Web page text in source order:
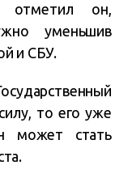
отметил он,
уменьшив
и СБУ.
то его уже
может стать